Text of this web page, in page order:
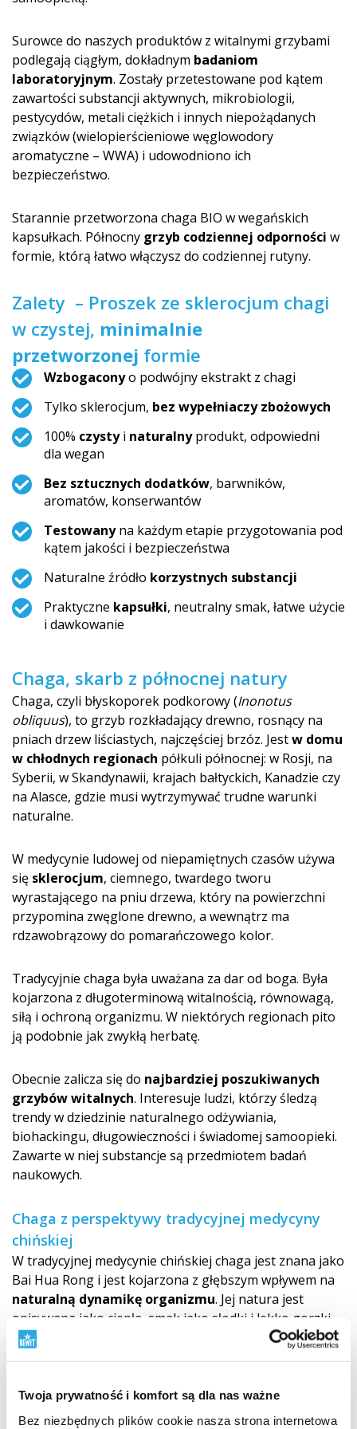
Twoja prywatność i komfort są dla nas ważne
Bez niezbędnych plików cookie nasza strona internetowa
Surowce do naszych produktów z witalnymi grzybami
podlegają ciągłym, dokładnym badaniom
laboratoryjnym. Zostały przetestowane pod kątem
zawartości substancji aktywnych, mikrobiologii,
pestycydów, metali ciężkich i innych niepożądanych
związków (wielopierścieniowe węglowodory
aromatyczne – WWA) i udowodniono ich
bezpieczeństwo.
Starannie przetworzona chaga BIO w wegańskich
kapsułkach. Północny grzyb codziennej odporności w
formie, którą łatwo włączysz do codziennej rutyny.
Zalety – Proszek ze sklerocjum chagi
w czystej, minimalnie
przetworzonej for­mie
Wzbogaconyo podwójny ekstrakt z chagi
Tylko sklerocjum, bez wypełniaczy zbożowych
100% czystyi naturalnyprodukt, odpowiedni
dla wegan
Bez sztucznych dodatków, barwników,
aromatów, konserwantów
Testowanyna każdym etapie przygotowania pod
kątem jakości i bezpieczeństwa
Naturalne źródło korzystnych substancji
Praktyczne kapsułki, neutralny smak, łatwe użycie
i dawkowanie
Chaga, skarb z północnej natury
Chaga, czyli błyskoporek podkorowy (Inonotus
obliquus), to grzyb rozkładający drewno, rosnący na
pniach drzew liściastych, najczęściej brzóz. Jestw domu
w chłodnych regionach półkuli północnej: w Rosji, na
Syberii, w Skandynawii, krajach bałtyckich, Kanadzie czy
na Alasce, gdzie musi wytrzymywać trudne warunki
naturalne.
W medycynie ludowej od niepamiętnych czasów używa
się sklerocjum, ciemnego, twardego tworu
wyrastającego na pniu drzewa, który na powierzchni
przypomina zwęglone drewno, a wewnątrz ma
rdzawobrązowy do pomarańczowego ko­lor.
Tradycyjnie chaga była uważana za dar od boga. Była
kojarzona z długoterminową witalnością, równowagą,
siłą i ochroną organizmu. W niektórych regionach pito
ją podobnie jak zwykłą herbatę.
Obecnie zalicza się do najbardziej poszukiwanych
grzybów witalnych. Interesuje ludzi, którzy śledzą
trendy w dziedzinie naturalnego odżywiania,
biohackingu, długowieczności i świadomej samoopieki.
Zawarte w niej substancje są przedmiotem badań
naukowych.
Chaga z perspektywy tradycyjnej medycyny
chińskiej
W tradycyjnej medycynie chińskiej chaga jest znana jako
Bai Hua Rong i jest kojarzona z głębszym wpływem na
naturalną dynamikę organizmu. Jej natura jest
opisywana jako ciepła, smak jako słodki i lekko gorzki.
Tradycyjnie odnosi się przede wszystkim do dróg
TCM podkreśla się jej zdolność do wspomagania
płynnego przepływu Qi i Krwi (Xue), czyli
energii